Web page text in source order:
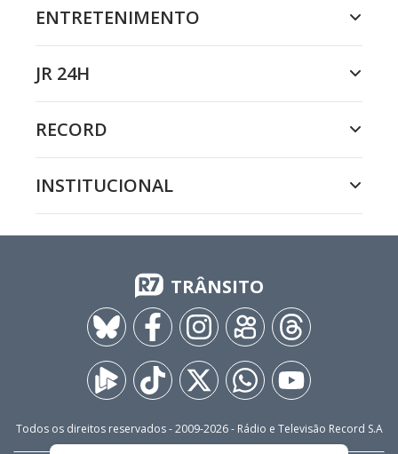
ENTRETENIMENTO
JR 24H
RECORD
INSTITUCIONAL
TRÂNSITO
Todos os direitos reservados - 2009-2026- Rádio e Televisão Record S.A